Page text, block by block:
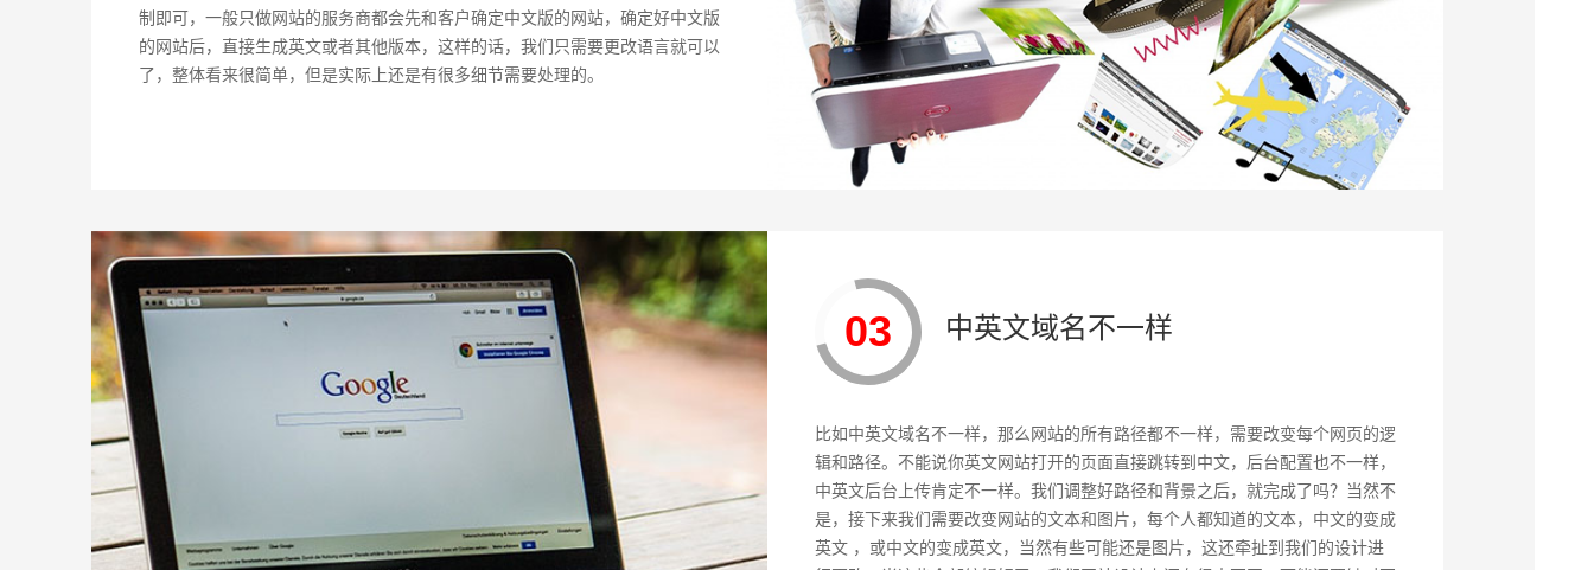
制即可，一般只做网站的服务商都会先和客户确定中文版的网站，确定好中文版
的网站后，直接生成英文或者其他版本，这样的话，我们只需要更改语言就可以
了，整体看来很简单，但是实际上还是有很多细节需要处理的。
03 中英文域名不一样
比如中英文域名不一样，那么网站的所有路径都不一样，需要改变每个网页的逻
辑和路径。不能说你英文网站打开的页面直接跳转到中文，后台配置也不一样，
中英文后台上传肯定不一样。我们调整好路径和背景之后，就完成了吗？当然不
是，接下来我们需要改变网站的文本和图片，每个人都知道的文本，中文的变成
英文 ，或中文的变成英文，当然有些可能还是图片，这还牵扯到我们的设计进